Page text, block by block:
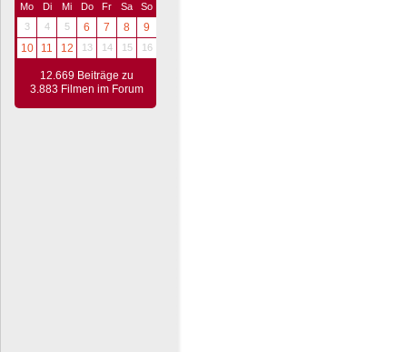
Mo Di Mi Do Fr Sa
So
3
4 5 6 7 8
9
10
11 12 13 14 15 16
12.669 Beiträge zu
3.883 Filmen im Forum